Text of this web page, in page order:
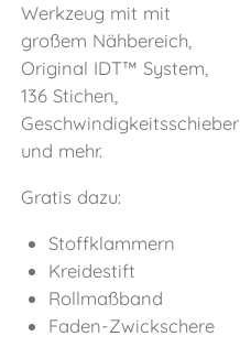
Werkzeug mit mit
großem Nähbereich,
Original IDT™ System,
136 Stichen,
Geschwindigkeitsschieber
und mehr.
Gratis dazu:
Stoffklammern
Kreidestift
Rollmaßband
Faden-Zwickschere